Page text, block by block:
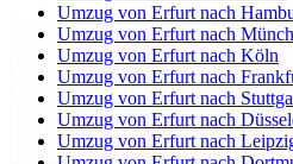
Umzug von Erfurt nach
Umzug von Erfurt nach
Umzug von Erfurt nach Köln
Umzug von Erfurt nach
Umzug von Erfurt nach
Umzug von Erfurt nach
Umzug von Erfurt nach